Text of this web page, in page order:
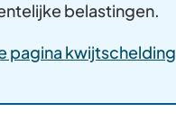
belastingen.
pagina kwijtschelding